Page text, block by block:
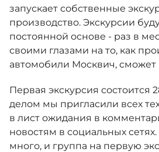
Яркий
от 2 237 000
Москвич 3
от 2 069
Кредитные программы
Калькулятор трейд-ин
Моторное масло
АКСЕССУАРЫ
КОНТАКТЫ
запускает собственные
производство. Экскурсии
постоянной основе - раз в
своими глазами на то, как
автомобили Москвич, сможет
Первая экскурсия состоится
делом мы пригласили всех
в лист ожидания в
новостям в социальных
много, и группа на первую